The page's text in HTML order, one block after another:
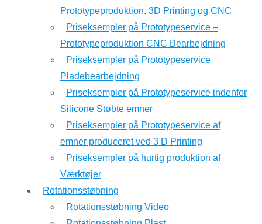
Prototypeproduktion. 3D Printing og CNC
Priseksempler på Prototypeservice –
Prototypeproduktion CNC Bearbejdning
Priseksempler på Prototypeservice
Pladebearbejdning
Priseksempler på Prototypeservice indenfor
Silicone Støbte emner
Priseksempler på Prototypeservice af
emner produceret ved 3 D Printing
Priseksempler på hurtig produktion af
Værktøjer
Rotationsstøbning
Rotationsstøbning Video